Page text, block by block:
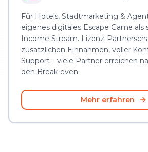
Für Hotels, Stadtmarketing &
eigenes digitales Escape Game als
Income Stream. Lizenz-
zusätzlichen Einnahmen, voller
Support – viele Partner erreichen
den Break-even.
Mehr erfahren